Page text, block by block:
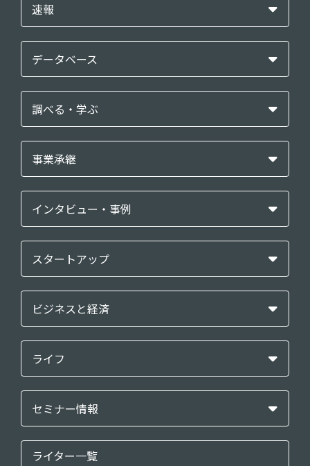
速報
データベース
調べる・学ぶ
事業承継
インタビュー・事例
スタートアップ
ビジネスと経済
ライフ
セミナー情報
ライター一覧